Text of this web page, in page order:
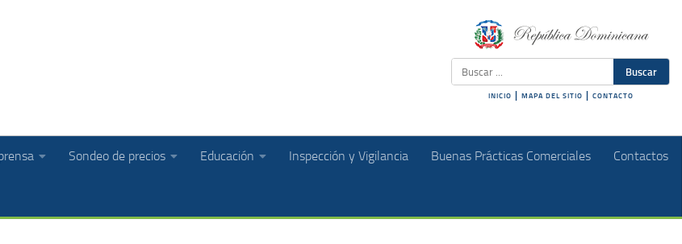
Buscar
INICIO MAPA DEL SITIO CONTACTO
Sondeo de precios Educación Inspección y Vigilancia Buenas Prácticas Comerciales Contactos